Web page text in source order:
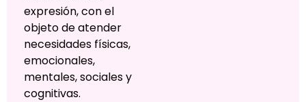
expresión, con el
objeto de atender
necesidades físicas,
emocionales,
mentales, sociales y
cognitivas.